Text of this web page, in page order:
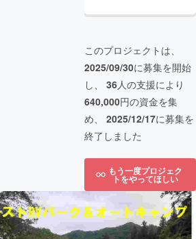
このプロジェクトは、
2025/09/30に募集を開始
し、 36人の支援により
640,000円の資金を集
め、 2025/12/17に募集を
終了しました
もう一度プロジェク
トをやってほしい